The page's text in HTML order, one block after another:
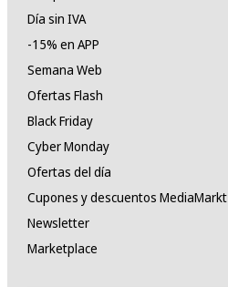
Día sin IVA
-15% en APP
Semana Web
Ofertas Flash
Black Friday
Cyber Monday
Ofertas del día
Cupones y descuentos MediaMarkt
Newsletter
Marketplace